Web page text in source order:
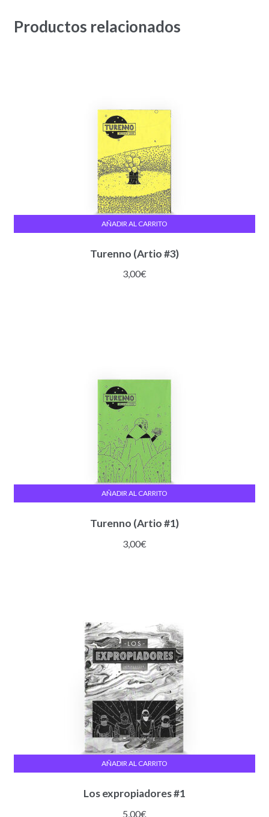
Productos relacionados
Turenno (Artio #3)
3,00€
AÑADIR AL CARRITO
Turenno (Artio #1)
3,00€
AÑADIR AL CARRITO
Los expropiadores #1
5,00€
AÑADIR AL CARRITO